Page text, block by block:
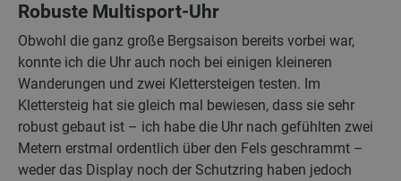
Robuste Multisport-Uhr
Obwohl die ganz große Bergsaison bereits vorbei war,
konnte ich die Uhr auch noch bei einigen kleineren
Wanderungen und zwei Klettersteigen testen. Im
Klettersteig hat sie gleich mal bewiesen, dass sie sehr
robust gebaut ist – ich habe die Uhr nach gefühlten zwei
Metern erstmal ordentlich über den Fels geschrammt –
weder das Display noch der Schutzring haben jedoch